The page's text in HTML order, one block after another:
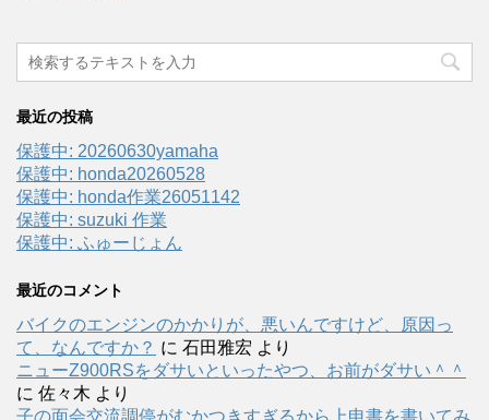
最近の投稿
保護中: 20260630yamaha
保護中: honda20260528
保護中: honda作業26051142
保護中: suzuki 作業
保護中: ふゅーじょん
最近のコメント
バイクのエンジンのかかりが、悪いんですけど、原因っ
て、なんですか？ に 石田雅宏 より
ニューZ900RSをダサいといったやつ、お前がダサい＾＾
に 佐々木 より
子の面会交流調停がむかつきすぎるから上申書を書いてみ